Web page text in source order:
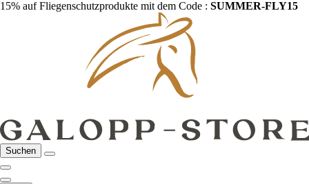
15% auf Fliegenschutzprodukte mit dem Code : SUMMER-FLY15
Suchen